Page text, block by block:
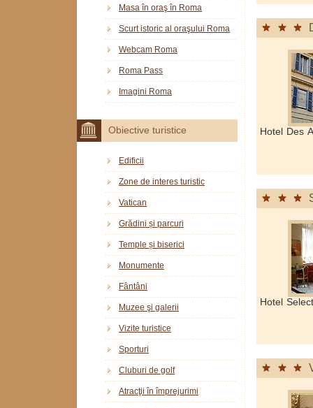
Hotel Des
Hotel
Masa în oraş în Roma
Scurt istoric al oraşului Roma
Webcam Roma
Roma Pass
Imagini Roma
Obiective turistice
Edificii
Zone de interes turistic
Vatican
Grădini și parcuri
Temple și biserici
Monumente
Fântâni
Muzee şi galerii
Vizite turistice
Sporturi
Cluburi de golf
Atracţii în împrejurimi